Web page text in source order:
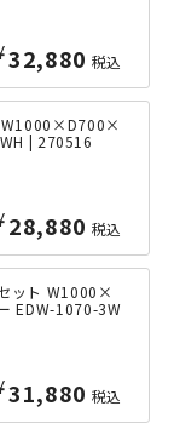
32,880 税込
W1000×D700×
| 270516
28,880 税込
ット W1000×
EDW-1070-3W
31,880 税込